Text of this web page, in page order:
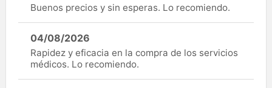
Buenos precios y sin esperas. Lo recomiendo.
04/08/2026
Rapidez y eficacia en la compra de los servicios
médicos. Lo recomiendo.